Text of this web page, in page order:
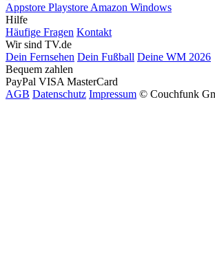
Appstore Playstore Amazon Windows
Hilfe
Häufige Fragen Kontakt
Wir sind TV.de
Dein Fernsehen Dein Fußball Deine WM 2026
Bequem zahlen
PayPal VISA MasterCard
AGB Datenschutz Impressum © Couchfunk